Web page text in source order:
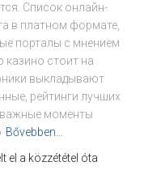
Список онлайн-
в платном формате,
порталы с мнением
казино стоит на
выкладывают
рейтинги лучших
моменты
Bővebben…
el a közzététel óta